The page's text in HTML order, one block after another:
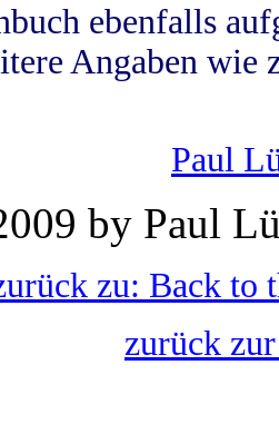
ebenfalls
Angaben wie
Paul
by Paul
zu: Back to
zurück